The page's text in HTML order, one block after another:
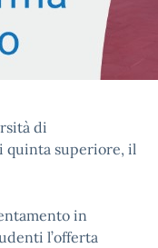
di
quinta superiore, il
in
l’offerta